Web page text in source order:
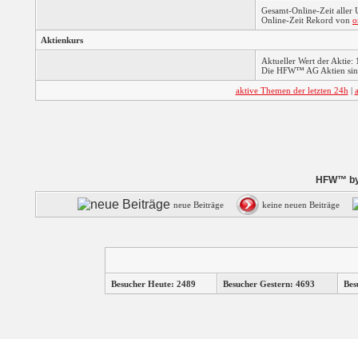
Gesamt-Online-Zeit aller
Online-Zeit Rekord von
Aktienkurs
Aktueller Wert der Aktie:
Die HFW™ AG Aktien
aktive Themen der letzten 24h |
HFW™
neue Beiträge keine neuen Beiträge
Besucher Heute: 2489 Besucher Gestern: 4693